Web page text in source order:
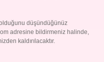
düşündüğünüz
adresine bildirmeniz halinde,
kaldırılacaktır.